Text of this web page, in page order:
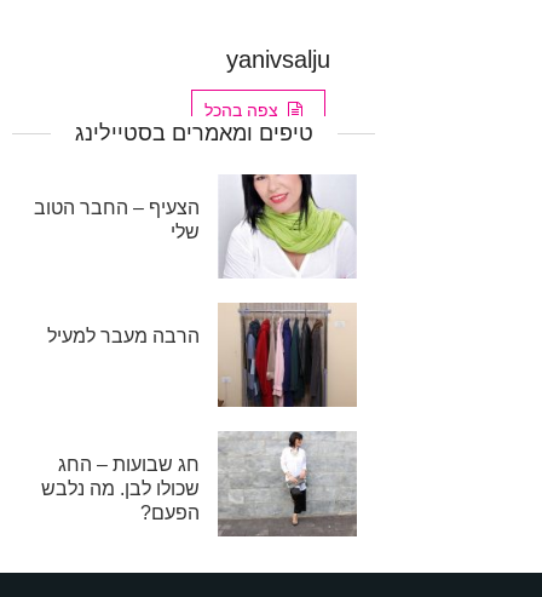
yanivsalju
צפה בהכל
טיפים ומאמרים בסטיילינג
הצעיף – החבר הטוב
שלי
הרבה מעבר למעיל
חג שבועות – החג
שכולו לבן. מה נלבש
הפעם?